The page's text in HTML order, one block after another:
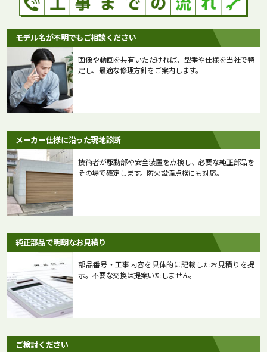
モデル名が不明でもご相談ください
画像や動画を共有いただければ、型番や仕様を当社で特
定し、最適な修理方針をご案内します。
メーカー仕様に沿った現地診断
技術者が駆動部や安全装置を点検し、必要な純正部品を
その場で確定します。防火設備点検にも対応。
純正部品で明朗なお見積り
部品番号・工事内容を具体的に記載したお見積りを提
示。不要な交換は提案いたしません。
ご検討ください